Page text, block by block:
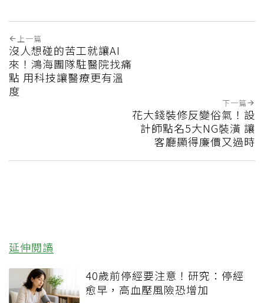
上一篇
沒人想碰的苦工就讓AI
來！鴻海團隊駐醫院找痛
點 用科技讓醫療更有溫
度
下一篇
花大錢裝修反變俗氣！設
計師點名5大NG裝潢 讓
客廳顯得廉價又過時
延伸閱讀
40歲前停經要注意！研究：停經
愈早，高血壓風險恐增加